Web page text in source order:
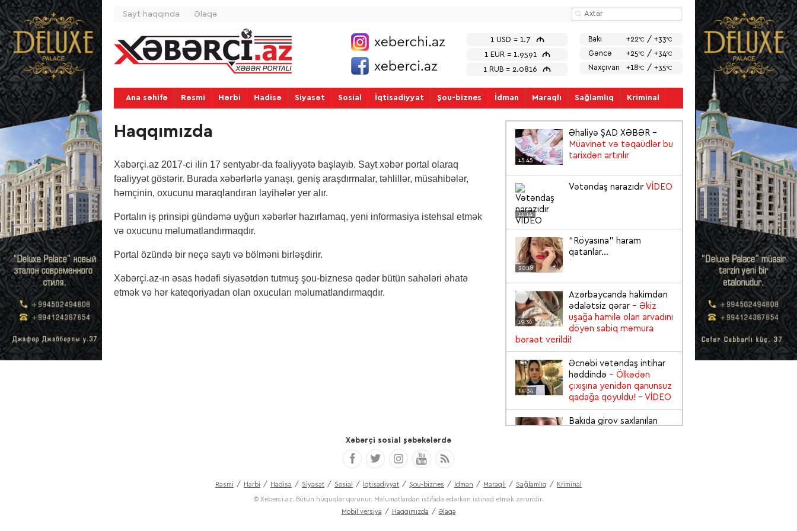
Sayt haqqında Əlaqə
1 USD = 1.7 M
1 EUR = 1.9591 M
1 RUB = 2.0816 M
Bakı +22°C / +33°C
Gəncə +25°C / +34°C
Naxçıvan +18°C / +35°C
Ana səhifə Rəsmi Hərbi Hadisə Siyasət Sosial İqtisadiyyat Şou-biznes İdman Maraqlı Sağlamlıq Kriminal
Haqqımızda
Xəbərçi.az 2017-ci ilin 17 sentyabr-da fəaliyyətə başlayıb. Sayt xəbər portal olaraq
fəaliyyət göstərir. Burada xəbərlərlə yanaşı, geniş araşdırmalar, təhlillər, müsahibələr,
həmçinin, oxucunu maraqlandıran layihələr yer alır.
Portalın iş prinsipi gündəmə uyğun xəbərlər hazırlamaq, yeni informasiya istehsal etmək
və oxucunu məlumatlandırmaqdır.
Portal özündə bir neçə saytı və bölməni birləşdirir.
Xəbərçi.az-ın əsas hədəfi siyasətdən tutmuş şou-biznesə qədər bütün sahələri əhatə
etmək və hər kateqoriyadan olan oxucuları məlumatlandırmaqdır.
15:45
Əhaliyə ŞAD XƏBƏR –
Müavinət və təqaüdlər bu
tarixdən artırılır
11:14
Vətəndaş narazıdır VİDEO
20:18
“Röyasına” haram
qatanlar...
19:36
Azərbaycanda hakimdən
ədalətsiz qərar - Əkiz
uşağa hamilə olan arvadını
döyən sabiq məmura
bəraət verildi!
14:34
Əcnəbi vətəndaş intihar
həddində - Ölkədən
çıxışına yenidən qanunsuz
qadağa qoyuldu! - VİDEO
Bakıda girov saxlanılan
Viskidən 3 şəxsin
Xəbərçi sosial şəbəkələrdə
Rəsmi Hərbi Hadisə Siyasət Sosial İqtisadiyyat Şou-biznes İdman Maraqlı Sağlamlıq Kriminal
© Xeberci.az. Bütün hüquqlar qorunur. Məlumatlardan istifadə edərkən istinad etmək zəruridir.
Mobil versiya
Haqqımızda Əlaqə